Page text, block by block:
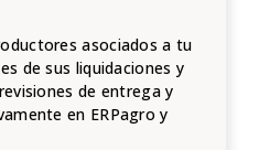
asociados a tu
de sus liquidaciones y
de entrega y
en ERPagro y